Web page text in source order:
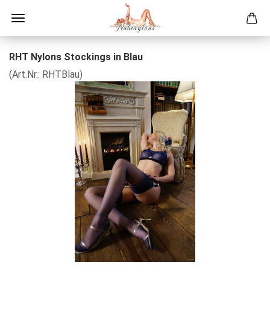
RHT Ny­lons Sto­ck­ings in Blau
(Art.Nr.: RHT­Blau)